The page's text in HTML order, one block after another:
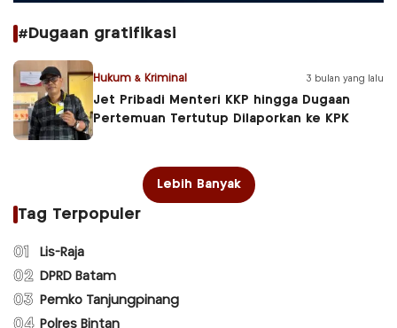
#Dugaan gratifikasi
Hukum & Kriminal 3 bulan yang lalu
Jet Pribadi Menteri KKP hingga Dugaan
Pertemuan Tertutup Dilaporkan ke KPK
Lebih Banyak
Tag Terpopuler
01 Lis-Raja
02 DPRD Batam
03 Pemko Tanjungpinang
04 Polres Bintan